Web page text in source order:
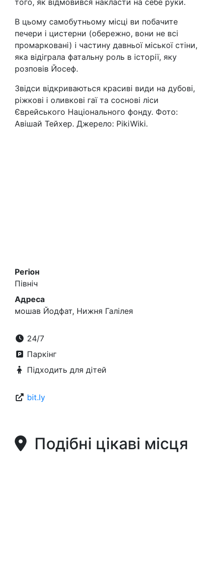
того, як відмовився накласти на себе руки.
В цьому самобутньому місці ви побачите
печери і цистерни (обережно, вони не всі
промарковані) і частину давньої міської стіни,
яка відіграла фатальну роль в історії, яку
розповів Йосеф.
Звідси відкриваються красиві види на дубові,
ріжкові і оливкові гаї та соснові ліси
Єврейського Національного фонду. Фото:
Авішай Тейхер. Джерело: PikiWiki.
Регіон
Північ
Адреса
мошав Йодфат, Нижня Галілея
24/7
Паркінг
Підходить для дітей
bit.ly
Подібні цікаві місця